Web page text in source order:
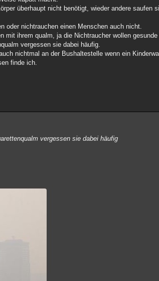
überhaupt nicht benötigt, wieder andere saufen
oder nichtrauchen einen Menschen auch nicht.
mit ihrem qualm, ja die Nichtraucher wollen
vergessen sie dabei häufig.
nichtmal an der Bushaltestelle wenn ein
finde ich.
vergessen sie dabei häufig